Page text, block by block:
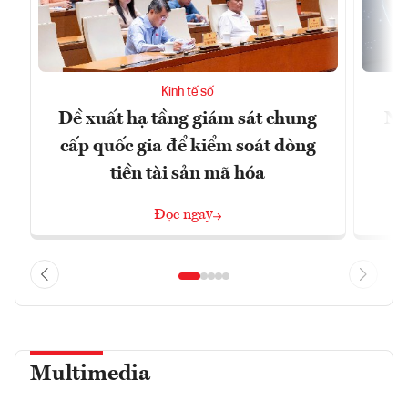
Kinh tế số
Đề xuất hạ tầng giám sát chung
cấp quốc gia để kiểm soát dòng
tiền tài sản mã hóa
Đọc ngay
Multimedia